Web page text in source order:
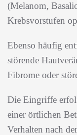
(Melanom,
Krebsvorstufen
Ebenso häufig
störende
Fibrome oder
Die Eingriffe
einer örtlichen
Verhalten nach